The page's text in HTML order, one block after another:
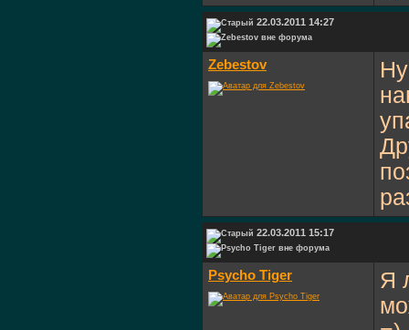
22.03.2011 14:27
Zebestov
22.03.2011 15:17
Psycho Tiger
Я